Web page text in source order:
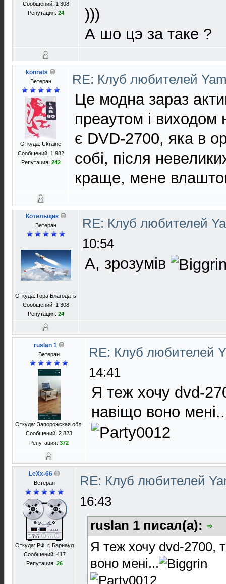
Сообщений: 1 308
Репутация: 24
)))
А шо цэ за таке ?
konrats
Ветеран
Откуда: Ukraine
Сообщений: 1 982
Репутация: 242
RE: Клуб любителей
Це модна зараз
преаутом і
є DVD-2700, яка в
собі, після
краще, мене
Котельщик
Ветеран
Откуда: Гора Благодать
Сообщений: 1 308
Репутация: 24
RE: Клуб любителей
10:54
А, зрозумів
ruslan 1
Ветеран
Откуда: Запорожская обл.
Сообщений: 2 823
Репутация: 372
RE: Клуб любителей
14:41
Я теж хочу dvd-
навіщо воно
LeXx-66
Ветеран
Откуда: РФ. г. Барнаул
Сообщений: 417
Репутация: 26
RE: Клуб любителей
16:43
ruslan 1 писал(а):
Я теж хочу dvd-2700,
воно мені...